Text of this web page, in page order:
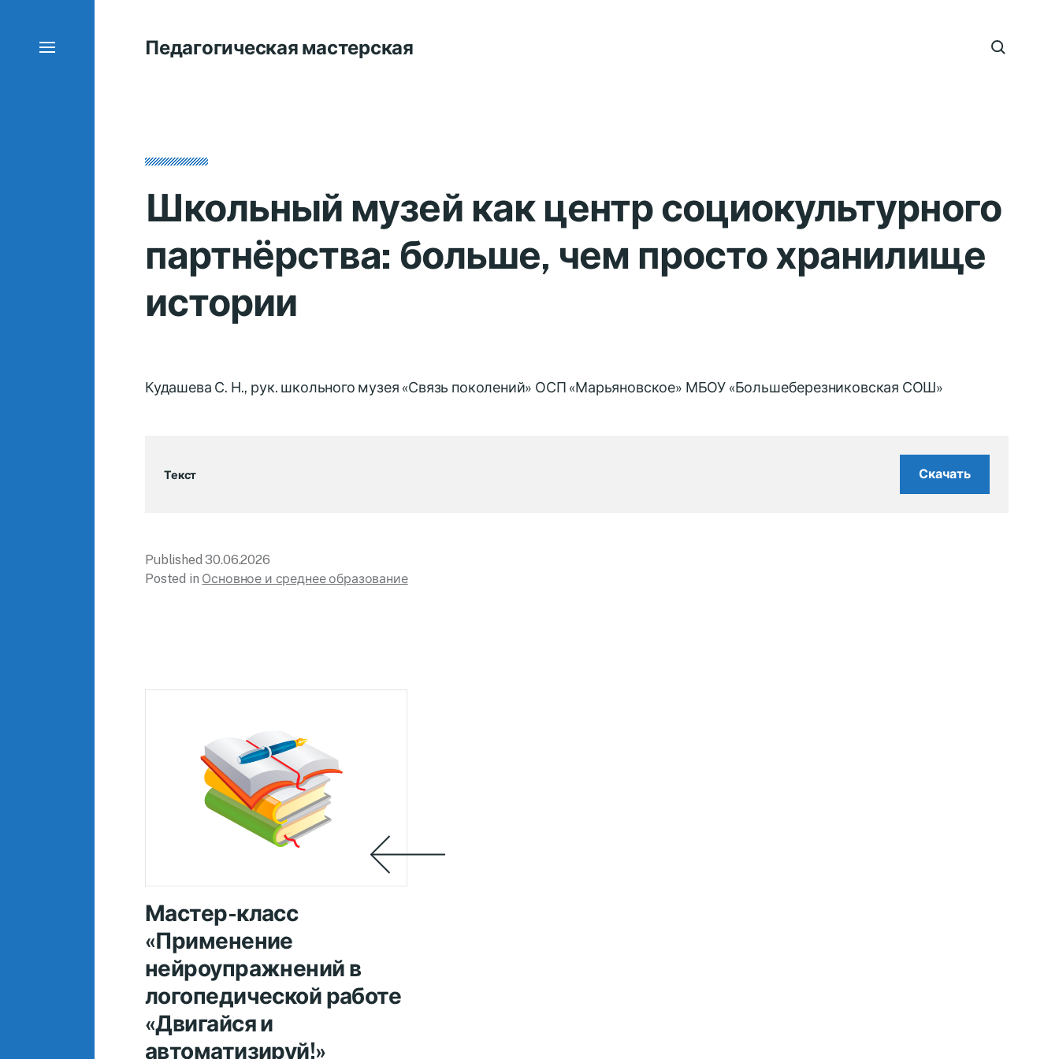
Педагогическая мастерская
Школьный музей как центр социокультурного
партнёрства: больше, чем просто хранилище
истории
Кудашева С. Н., рук. школьного музея «Связь поколений» ОСП «Марьяновское» МБОУ «Большеберезниковская СОШ»
Текст Скачать
Published30.06.2026
Posted in Основное и среднее образование
Мастер-класс
«Применение
нейроупражнений в
логопедической работе
«Двигайся и
автоматизируй!»